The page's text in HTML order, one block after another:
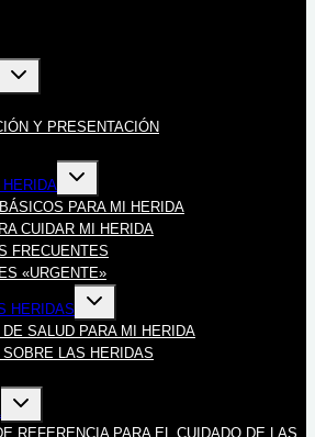
Alternar
menú
Y PRESENTACIÓN
Alternar
menú
hijo
PARA MI HERIDA
CUIDAR MI HERIDA
FRECUENTES
«URGENTE»
HERIDAS
Alternar
menú
hijo
SALUD PARA MI HERIDA
SOBRE LAS HERIDAS
Alternar
menú
hijoREFERENCIA PARA EL CUIDADO DE LAS